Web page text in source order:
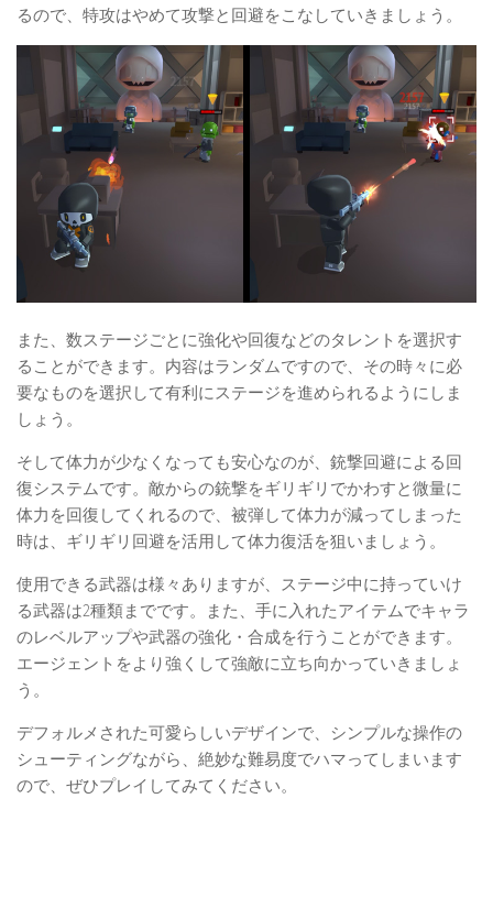
るので、特攻はやめて攻撃と回避をこなしていきましょう。
また、数ステージごとに強化や回復などのタレントを選択す
ることができます。内容はランダムですので、その時々に必
要なものを選択して有利にステージを進められるようにしま
しょう。
そして体力が少なくなっても安心なのが、銃撃回避による回
復システムです。敵からの銃撃をギリギリでかわすと微量に
体力を回復してくれるので、被弾して体力が減ってしまった
時は、ギリギリ回避を活用して体力復活を狙いましょう。
使用できる武器は様々ありますが、ステージ中に持っていけ
る武器は2種類までです。また、手に入れたアイテムでキャラ
のレベルアップや武器の強化・合成を行うことができます。
エージェントをより強くして強敵に立ち向かっていきましょ
う。
デフォルメされた可愛らしいデザインで、シンプルな操作の
シューティングながら、絶妙な難易度でハマってしまいます
ので、ぜひプレイしてみてください。